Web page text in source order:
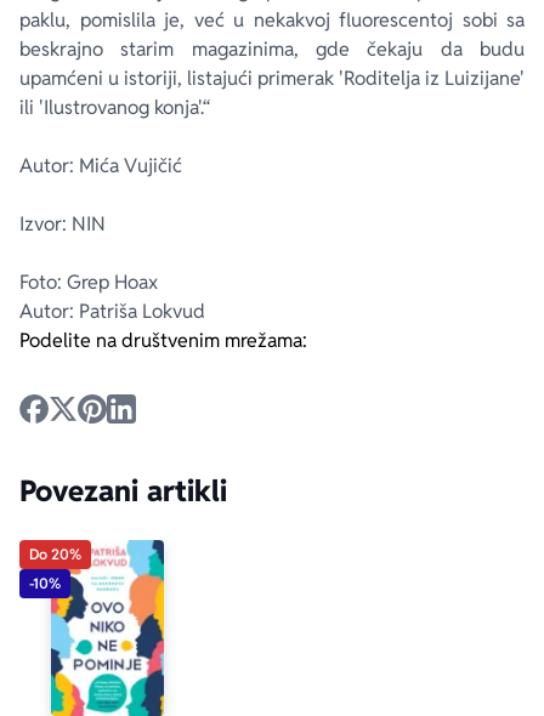
paklu, pomislila je, već u nekakvoj fluorescentoj sobi sa
beskrajno starim magazinima, gde čekaju da budu
upamćeni u istoriji, listajući primerak 'Roditelja iz Luizijane'
ili 'Ilustrovanog konja'.“
Autor: Mića Vujičić
Izvor: NIN
Foto: Grep Hoax
Autor: Patriša Lokvud
Podelite na društvenim mrežama:
Povezani artikli
Do 20%
-10%